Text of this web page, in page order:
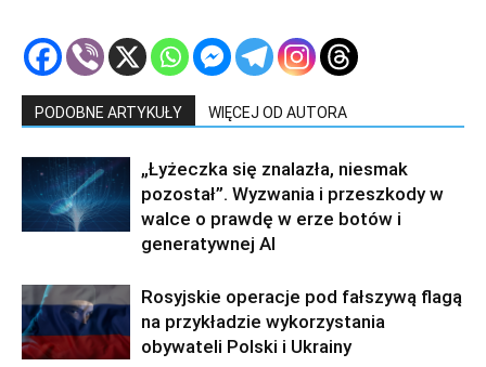
PODOBNE ARTYKUŁY WIĘCEJ OD AUTORA
„Łyżeczka się znalazła, niesmak
pozostał”. Wyzwania i przeszkody w
walce o prawdę w erze botów i
generatywnej AI
Rosyjskie operacje pod fałszywą flagą
na przykładzie wykorzystania
obywateli Polski i Ukrainy